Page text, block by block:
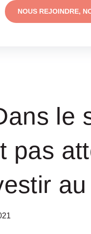
NOUS REJOINDRE,
le
pas